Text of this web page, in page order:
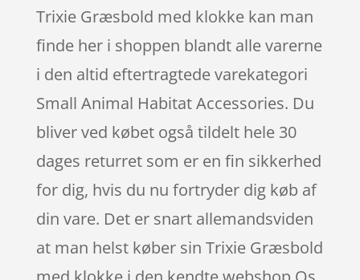
Trixie Græsbold med klokke kan man
finde her i shoppen blandt alle varerne
i den altid eftertragtede varekategori
Small Animal Habitat Accessories. Du
bliver ved købet også tildelt hele 30
dages returret som er en fin sikkerhed
for dig, hvis du nu fortryder dig køb af
din vare. Det er snart allemandsviden
at man helst køber sin Trixie Græsbold